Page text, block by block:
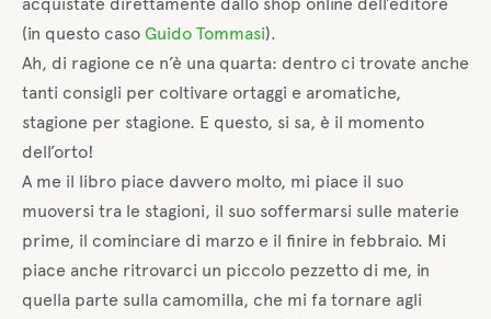
acquistate direttamente dallo shop online dell’editore
(in questo caso Guido Tommasi).
Ah, di ragione ce n’è una quarta: dentro ci trovate anche
tanti consigli per coltivare ortaggi e aromatiche,
stagione per stagione. E questo, si sa, è il momento
dell’orto!
A me il libro piace davvero molto, mi piace il suo
muoversi tra le stagioni, il suo soffermarsi sulle materie
prime, il cominciare di marzo e il finire in febbraio. Mi
piace anche ritrovarci un piccolo pezzetto di me, in
quella parte sulla camomilla, che mi fa tornare agli